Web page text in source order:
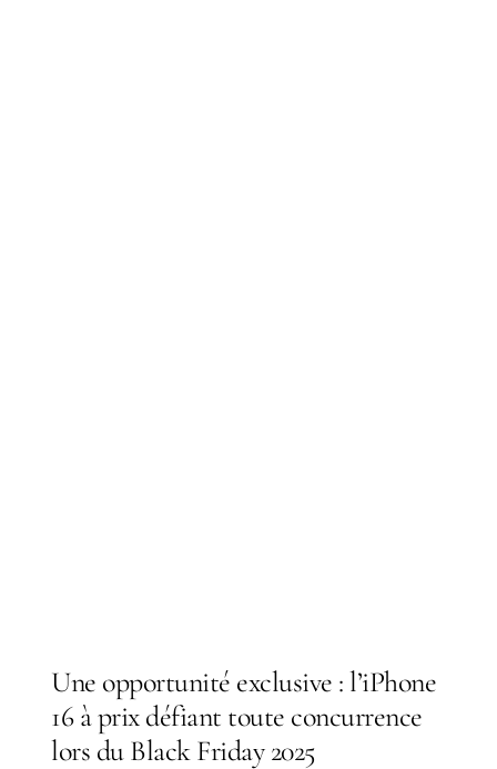
Une opportunité exclusive : l’iPhone
16 à prix défiant toute concurrence
lors du Black Friday 2025